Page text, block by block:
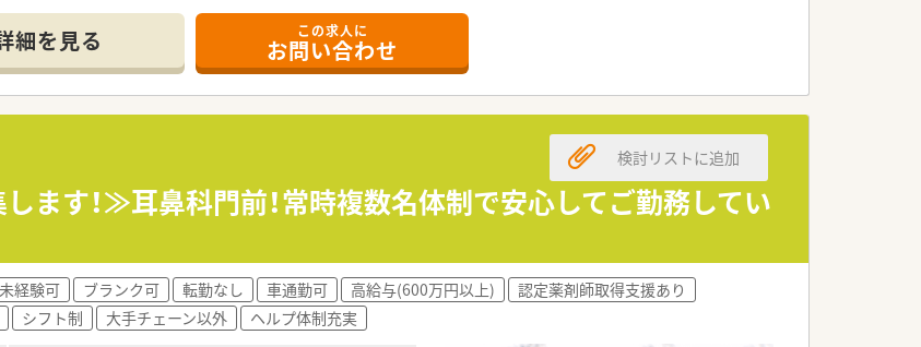
精神科と神経科の専門的な医療を提供している地域密着型の病院です。
院内での調剤業務に集中しやすい落ち着いた業務環境が整っております。
幅広い精神疾患に対する知識を深めながら、専門薬剤師としてのキャリアアップを目指せる環
グループホームとも連携し、充実した医療と介護を提供しております。
様が安心して生活できる環境づくりと心のケアを実践している法人です。
を入れており、院内に特別支援学級を開設するなどの取り組みがあります。
時15分までの勤務となり、残業はほとんど発生しない環境です。
を行っており、有給休暇も非常に取得しやすい職場の雰囲気があります。
生しないため、身体的な負担も少なく、自分のペースで業務が可能です。
細を見る この求人に
お問い合わせ
ます！≫耳鼻科門前！常時複数名体制で安心してご勤務してい
検討リストに追加
未経験可 ブランク可 転勤なし 車通勤可 高給与(600万円以上)
認定薬剤師取得支援あり
シフト制 大手チェーン以外 ヘルプ体制充実